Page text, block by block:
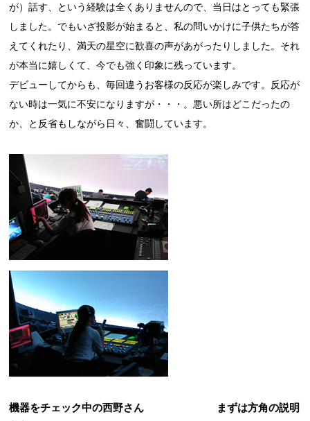
が）話す、という経験は全くありませんので、当日はとっても緊張
しました。でもいざ投影が始まると、私の問いかけに子供たちが答
えてくれたり、満天の星空に歓喜の声があがったりしました。それ
が本当に嬉しくて、今でも強く印象に残っています。
デビューしてからも、毎回違うお客様の反応が楽しみです。反応が
ない時は一気に不安になりますが・・・。悪い所はどこだったの
か、と反省もしながら日々、奮闘しています。
機器をチェック中の西野さん まずは方角の説明